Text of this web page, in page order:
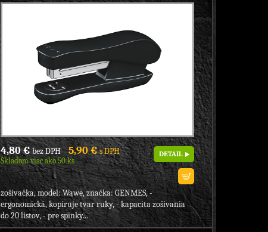
4,80 €bez DPH 5,90 €s DPH
Skladom viac ako 50 ks
DETAIL
zošívačka, model: Wawe, značka: GENMES, -
ergonomická, kopíruje tvar ruky, - kapacita zošívania
do 20 listov, - pre spinky...